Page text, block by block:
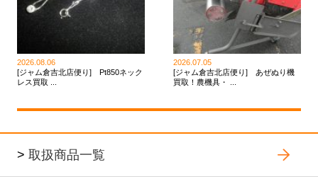
2026.08.06
[ジャム倉吉北店便り] Pt850ネック
レス買取 ...
2026.07.05
[ジャム倉吉北店便り] あぜぬり機
買取！農機具・ ...
> 取扱商品一覧